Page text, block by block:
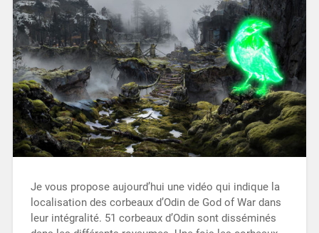
Je vous propose aujourd’hui une vidéo qui indique la
localisation des corbeaux d’Odin de God of War dans
leur intégralité. 51 corbeaux d’Odin sont disséminés